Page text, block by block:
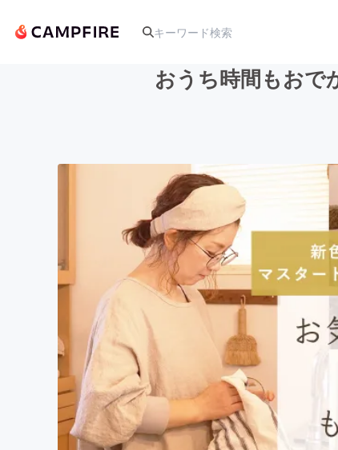
アート・写真
テクノロジー・ガジェット
映像・映画
まちづくり・地域活性化
おうち時間もおで